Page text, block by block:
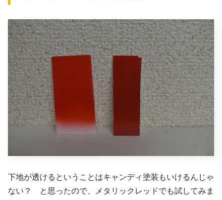
下地が透けるということはキャンディ塗装もいけるんじゃ
ない？ と思ったので、メタリックレッドでも試してみま